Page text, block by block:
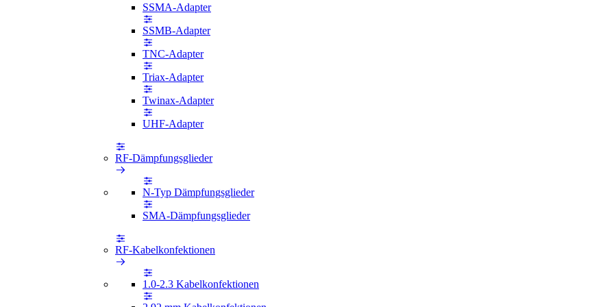
SSMA-Adapter
SSMB-Adapter
TNC-Adapter
Triax-Adapter
Twinax-Adapter
UHF-Adapter
RF-Dämpfungsglieder
N-Typ Dämpfungsglieder
SMA-Dämpfungsglieder
RF-Kabelkonfektionen
1.0-2.3 Kabelkonfektionen